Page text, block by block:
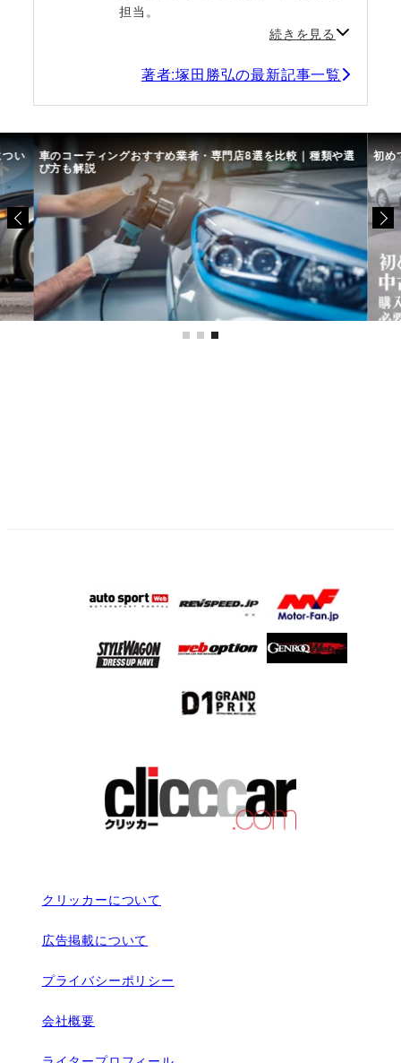
担当。
続きを見る
著者:塚田勝弘の最新記事一覧
い 車のコーティングおすすめ業者・専門店8選を比較｜種類や選
び方も解説
初め
クリッカーについて
広告掲載について
プライバシーポリシー
会社概要